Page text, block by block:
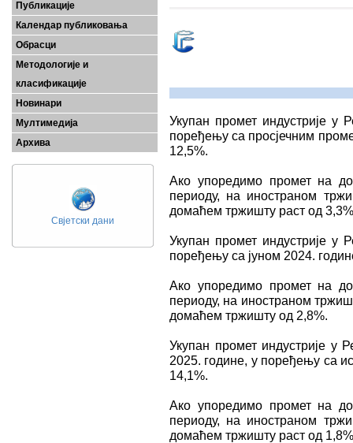
Публикације
Календар публиковања
Обрасци
Методологије и
класификације
Новинари
Мултимедија
Архива
Свјетски дани
Укупан промет индустрије у
поређењу са просјечним
12,5%.
Ако упоредимо промет на
периоду, на иностраном
домаћем тржишту раст од
Укупан промет индустрије у
поређењу са јуном 2024.
Ако упоредимо промет на
периоду, на иностраном
домаћем тржишту од 2,8%.
Укупан промет индустрије у
2025. године, у поређењу са
14,1%.
Ако упоредимо промет на
периоду, на иностраном
домаћем тржишту раст од